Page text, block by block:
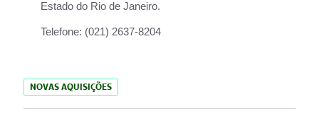
Estado do Rio de Janeiro.
Telefone: (021) 2637-8204
NOVAS AQUISIÇÕES